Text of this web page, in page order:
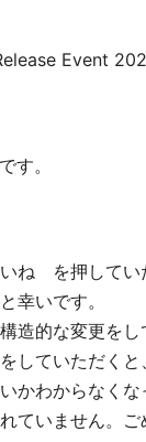
Event
す。
ね を押してい
幸いです。
造的な変更を
していただくと、
かわからなく
ていません。ご